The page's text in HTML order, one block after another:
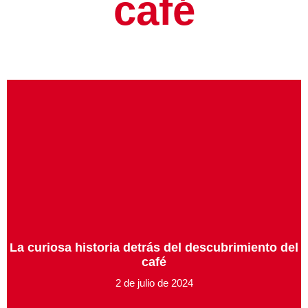
café
La curiosa historia detrás del descubrimiento del
café
2 de julio de 2024